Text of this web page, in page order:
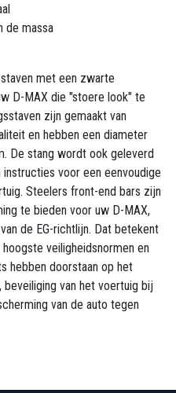
de massa
met een zwarte
D-MAX die "stoere look" te
zijn gemaakt van
en hebben een diameter
De stang wordt ook geleverd
voor een eenvoudige
Steelers front-end bars zijn
te bieden voor uw D-MAX,
de EG-richtlijn. Dat betekent
veiligheidsnormen en
hebben doorstaan ​​op het
van het voertuig bij
van de auto tegen